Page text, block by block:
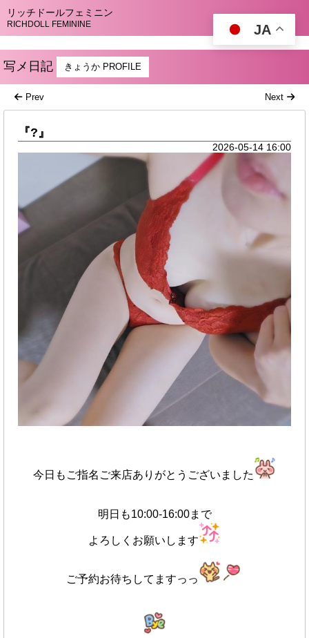
リッチドールフェミニン
RICHDOLL FEMININE JA
写メ日記 きょうか PROFILE
Prev Next
『?』
2026-05-14 16:00
今日もご指名ご来店ありがとうございました
明日も10:00-16:00まで
よろしくお願いします
ご予約お待ちしてますっっ